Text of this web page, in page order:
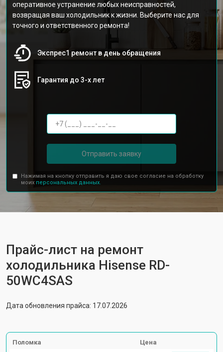
оперативное устранение любых неисправностей,
возвращая ваш холодильник к жизни. Выберите нас для
точного и ответственного ремонта!
Экспрес1 ремонт в день обращения
Гарантия до 3-х лет
Отправить заявку
Нажимая на кнопку отправить я даю свое согласие на обработку
моих персональных данных.
Прайс-лист на ремонт
холодильника Hisense RD-
50WС4SAS
Дата обновления прайса: 17.07.2026
Поломка Цена